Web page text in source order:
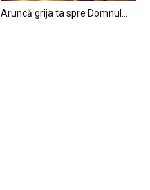
Aruncă grija ta spre Domnul…